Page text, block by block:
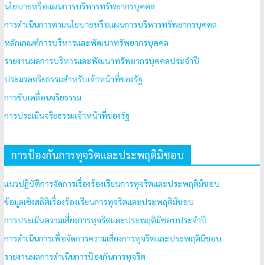
นโยบายหรือแผนการบริหารทรัพยากรบุคคล
การดำเนินการตามนโยบายหรือแผนการบริหารทรัพยากรบุคคล
หลักเกณฑ์การบริหารและพัฒนาทรัพยากรบุคคล
รายงานผลการบริหารและพัฒนาทรัพยากรบุคคลประจำปี
ประมวลจริยธรรมสำหรับเจ้าหน้าที่ของรัฐ
การขับเคลื่อนจริยธรรม
การประเมินจริยธรรมเจ้าหน้าที่ของรัฐ
การป้องกันการทุจริตและประพฤติมิชอบ
แนวปฏิบัติการจัดการเรื่องร้องเรียนการทุจริตและประพฤติมิชอบ
ข้อมูลเชิงสถิติเรื่องร้องเรียนการทุจริตและประพฤติมิชอบ
การประเมินความเสี่ยงการทุจริตและประพฤติมิชอบประจำปี
การดำเนินการเพื่อจัดการความเสี่ยงการทุจริตและประพฤติมิชอบ
รายงานผลการดำเนินการป้องกันการทุจริต